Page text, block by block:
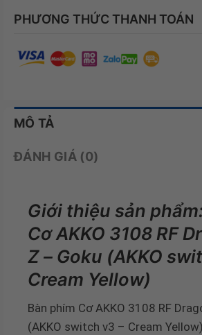
PHƯƠNG THỨC THANH TOÁN
MÔ TẢ
ĐÁNH GIÁ (0)
Giới thiệu sản
Cơ AKKO 3108 RF
Z – Goku (AKKO
Cream Yellow)
Bàn phím Cơ AKKO 3108 RF
(AKKO switch v3 – Cream